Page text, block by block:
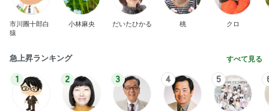
市川團十郎白
猿
小林麻央 だいたひかる 桃 クロ
急上昇ランキング すべて見る
1 2 3 4 5